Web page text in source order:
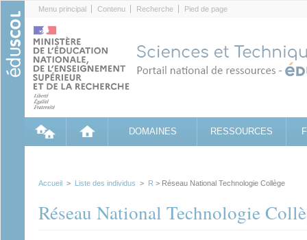
Menu principal Contenu Recherche Pied de page
DOMAINES RESSOURCES
Accueil > Liste des individus > R > Réseau National Technologie Collège
Réseau National Technologie